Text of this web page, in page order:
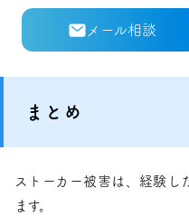
メール相談
まとめ
ストーカー被害は、経験し
ます。